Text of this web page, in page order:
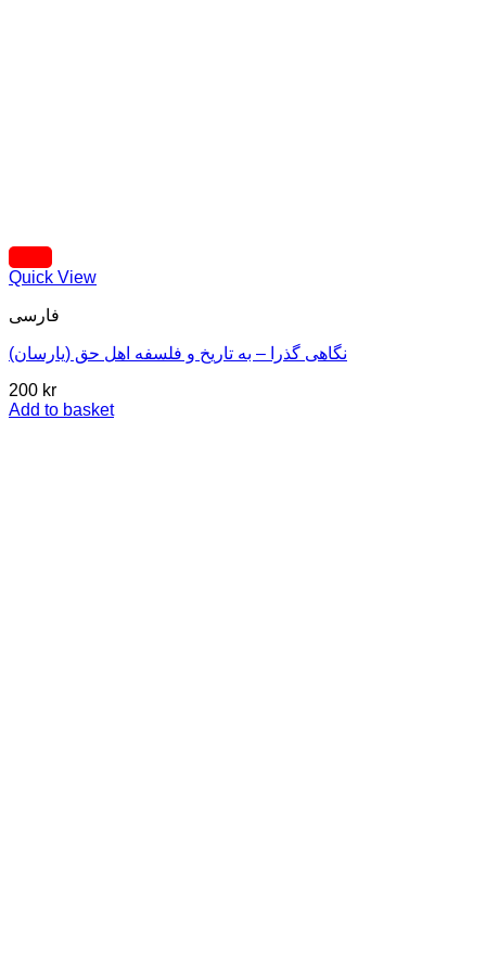
Quick View
فارسی
نگاهی گذرا – به تاریخ و فلسفه اهل حق (یارسان)
200 kr
Add to basket